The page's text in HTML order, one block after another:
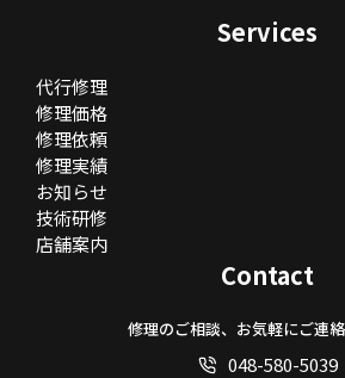
Services
代行修理
修理価格
修理依頼
修理実績
お知らせ
技術研修
店舗案内
Contact
修理のご相談、お気軽にご連絡
048-580-5039